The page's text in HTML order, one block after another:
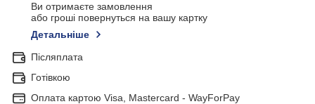
Ви отримаєте замовлення
або гроші повернуться на вашу картку
Детальніше
Післяплата
Готівкою
Оплата картою Visa, Mastercard - WayForPay